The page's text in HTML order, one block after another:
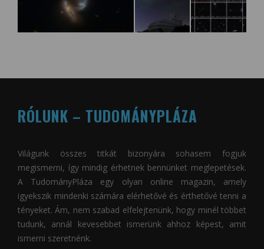
RÓLUNK – TUDOMÁNYPLÁZA
Világunk összes titkát bizonyára sohasem fogjuk
megismerni, így mindig érhetnek bennünket meglepetések.
A TudományPláza egy olyan online magazin, amely
igyekszik mindenki számára elérhetővé és érthetővé tenni a
tényeket. Ám, nem szabad elfelejtenünk, hogy minél többet
tudunk, annál kevesebbet ismerünk ahhoz képest, amit
ismerni szeretnénk.